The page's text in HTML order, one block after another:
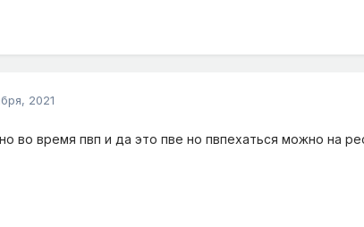
2021
во время пвп и да это пве но пвпехаться можно на